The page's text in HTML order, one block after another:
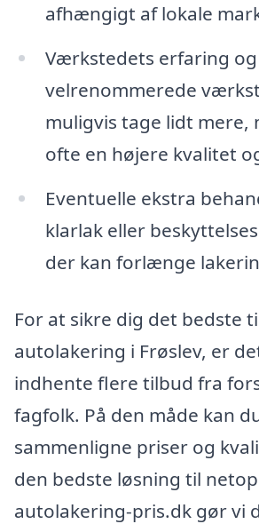
afhængigt af lokale
Værkstedets erfaring og
velrenommerede
muligvis tage lidt mere,
ofte en højere kvalitet
Eventuelle ekstra
klarlak eller
der kan forlænge
For at sikre dig det bedste
autolakering i Frøslev, er
indhente flere tilbud fra
fagfolk. På den måde kan
sammenligne priser og
den bedste løsning til
autolakering-pris.dk gør vi